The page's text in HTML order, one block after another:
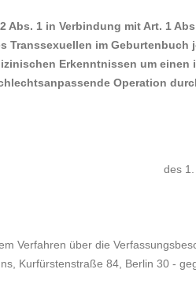
Abs. 1 in Verbindung mit Art. 1
Transsexuellen im
Erkenntnissen um
Operation
des
Verfahren über die
Kurfürstenstraße 84, Berlin 30 -